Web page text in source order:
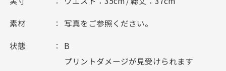
素材 写真をご参照ください。
状態
B
プリントダメージが見受けられます